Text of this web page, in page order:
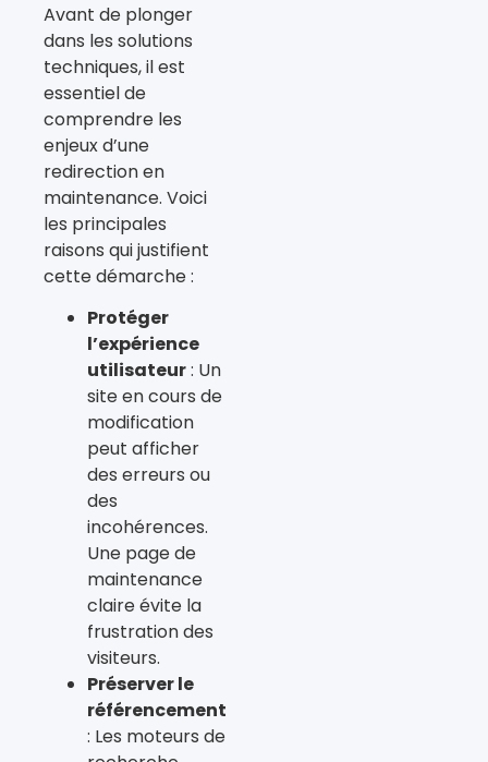
Avant de plonger
dans les solutions
techniques, il est
essentiel de
comprendre les
enjeux d’une
redirection en
maintenance. Voici
les principales
raisons qui justifient
cette démarche :
Protéger
l’expérience
utilisateur: Un
site en cours de
modification
peut afficher
des erreurs ou
des
incohérences.
Une page de
maintenance
claire évite la
frustration des
visiteurs.
Préserver le
référencement
: Les moteurs de